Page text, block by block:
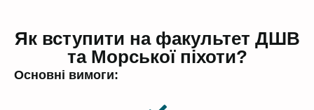
Як вступити на факультет ДШВ
та Морської піхоти?
Основні вимоги: